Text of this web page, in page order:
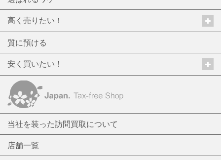
高く売りたい！
質に預ける
安く買いたい！
当社を装った訪問買取について
店舗一覧